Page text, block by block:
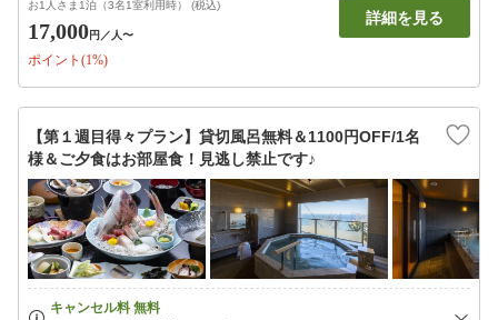
お1人さま1泊（3名1室利用時） (税込)
17,000円 ／人〜
ポイント(1%)
詳細を見る
【第１週目得々プラン】貸切風呂無料＆1100円OFF/1名
様＆ご夕食はお部屋食！見逃し禁止です♪